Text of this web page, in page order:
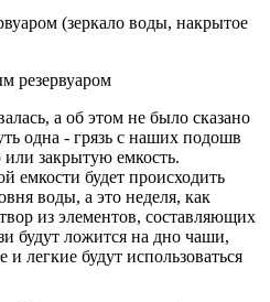
(зеркало воды, накрытое
резервуаром
а об этом не было сказано
одна - грязь с наших подошв
закрытую емкость.
емкости будет происходить
воды, а это неделя, как
из элементов, составляющих
будут ложится на дно чаши,
и легкие будут использоваться